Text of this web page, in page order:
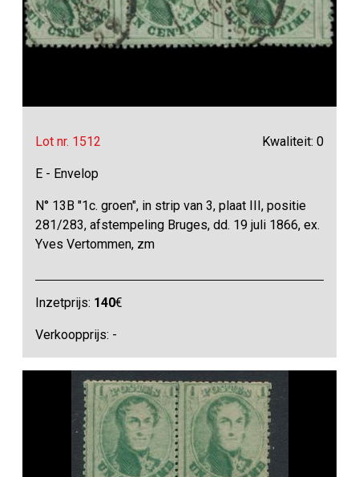
Lot nr. 1512 Kwaliteit: 0
E - Envelop
N° 13B "1c. groen", in strip van 3, plaat III, positie
281/283, afstempeling Bruges, dd. 19 juli 1866, ex.
Yves Vertommen, zm
Inzetprijs: 140€
Verkoopprijs: -